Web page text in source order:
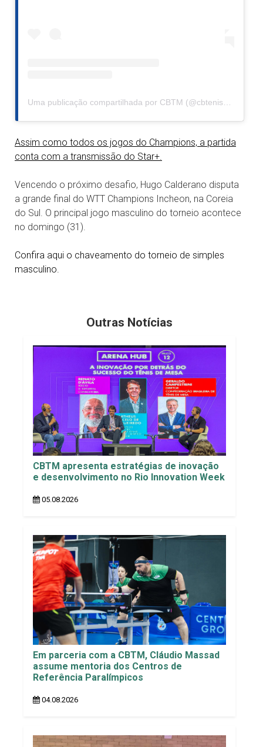
Uma publicação compartilhada por CBTM (@cbtenisdemesa)
Assim como todos os jogos do Champions, a partida
conta com a transmissão do Star+.
Vencendo o próximo desafio, Hugo Calderano disputa
a grande final do WTT Champions Incheon, na Coreia
do Sul. O principal jogo masculino do torneio acontece
no domingo (31).
Confira aqui o chaveamento do torneio de simples
masculino.
Outras Notícias
CBTM apresenta estratégias de inovação
e desenvolvimento no Rio Innovation Week
05.08.2026
Em parceria com a CBTM, Cláudio Massad
assume mentoria dos Centros de
Referência Paralímpicos
04.08.2026